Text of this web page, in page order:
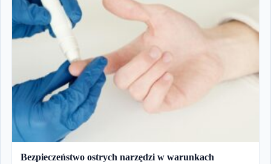
Bezpieczeństwo ostrych narzędzi w warunkach